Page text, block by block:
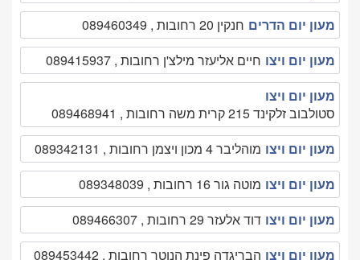
מעון יום הדרים חנקין 20 רחובות , 089460349
מעון יום ויצו חיים אליעזר מילצ'ן רחובות , 089415937
מעון יום ויצו
סטולבוב זלקינד 215 קרית משה רחובות , 089468941
מעון יום ויצו מוהליבר 4 מכון ויצמן רחובות , 089342131
מעון יום ויצו מוטה גור 16 רחובות , 089348039
מעון יום ויצו דוד אלעזר 29 רחובות , 089466307
מעון יום ויצו הבריגדה פינת הנוטר רחובות , 089453442